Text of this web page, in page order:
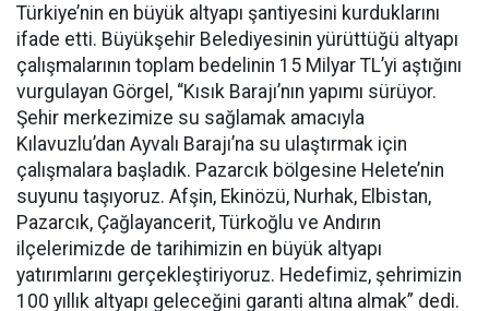
Türkiye’nin en büyük altyapı şantiyesini kurduklarını
ifade etti. Büyükşehir Belediyesinin yürüttüğü altyapı
çalışmalarının toplam bedelinin 15 Milyar TL’yi aştığını
vurgulayan Görgel, “Kısık Barajı’nın yapımı sürüyor.
Şehir merkezimize su sağlamak amacıyla
Kılavuzlu’dan Ayvalı Barajı’na su ulaştırmak için
çalışmalara başladık. Pazarcık bölgesine Helete’nin
suyunu taşıyoruz. Afşin, Ekinözü, Nurhak, Elbistan,
Pazarcık, Çağlayancerit, Türkoğlu ve Andırın
ilçelerimizde de tarihimizin en büyük altyapı
yatırımlarını gerçekleştiriyoruz. Hedefimiz, şehrimizin
100 yıllık altyapı geleceğini garanti altına almak” dedi.